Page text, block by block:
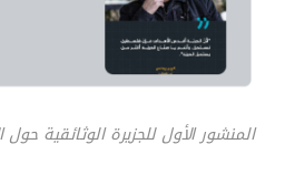
المنشور الأول للجزيرة الوثائقية